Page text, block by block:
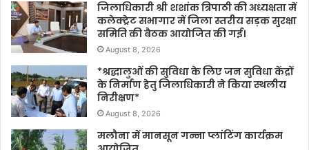
जिलाधिकारी श्री शशांक त्रिपाठी की अध्यक्षता में
कलेक्ट्रेट सभागार में जिला स्तरीय सड़क सुरक्षा
समिति की बैठक आयोजित की गई।
August 8, 2026
*श्रद्धालुओं की सुविधा के लिए जन सुविधा केंद्रों
के निर्माण हेतु जिलाधिकारी ने किया स्थलीय
निरीक्षण*
August 8, 2026
मलौना में मानसून गन्ना प्लांटिंग कार्यक्रम